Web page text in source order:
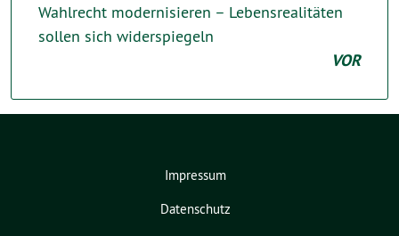
Wahlrecht modernisieren – Lebensrealitäten
sollen sich widerspiegeln
VOR
Impressum
Datenschutz